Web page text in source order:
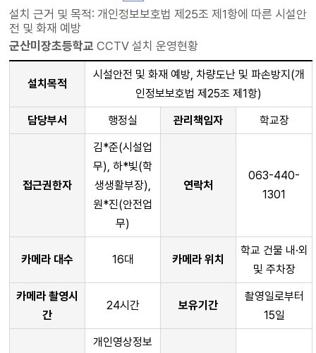
설치 근거 및 목적: 개인정보보호법 제25조 제1항에 따른 시설안
전 및 화재 예방
군산미장초등학교 CCTV 설치 운영현황
설치목적
시설안전 및 화재 예방, 차량도난 및 파손방지(개
인정보보호법 제25조 제1항)
담당부서
행정실 관리책임자 학교장
접근권한자
김*준(시설업
무), 하*빛(학
생생활부장),
원*진(안전업
무)
연락처
063-440-
1301
카메라 대수 16대 카메라 위치
학교 건물 내·외
및 주차장
카메라 촬영시
간
24시간 보유기간
촬영일로부터
15일
개인영상정보